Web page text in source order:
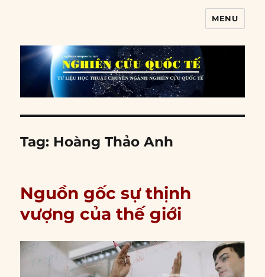
MENU
Tag: Hoàng Thảo Anh
Nguồn gốc sự thịnh
vượng của thế giới